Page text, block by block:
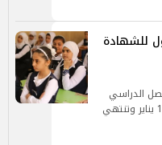
للشهادة
الدراسي
الأول للشهادة الإعدادية 2025 ستبدأ من 18 يناير وتنتهي